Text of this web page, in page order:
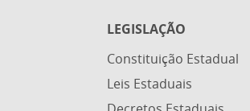
LEGISLAÇÃO
Constituição Estadual
Leis Estaduais